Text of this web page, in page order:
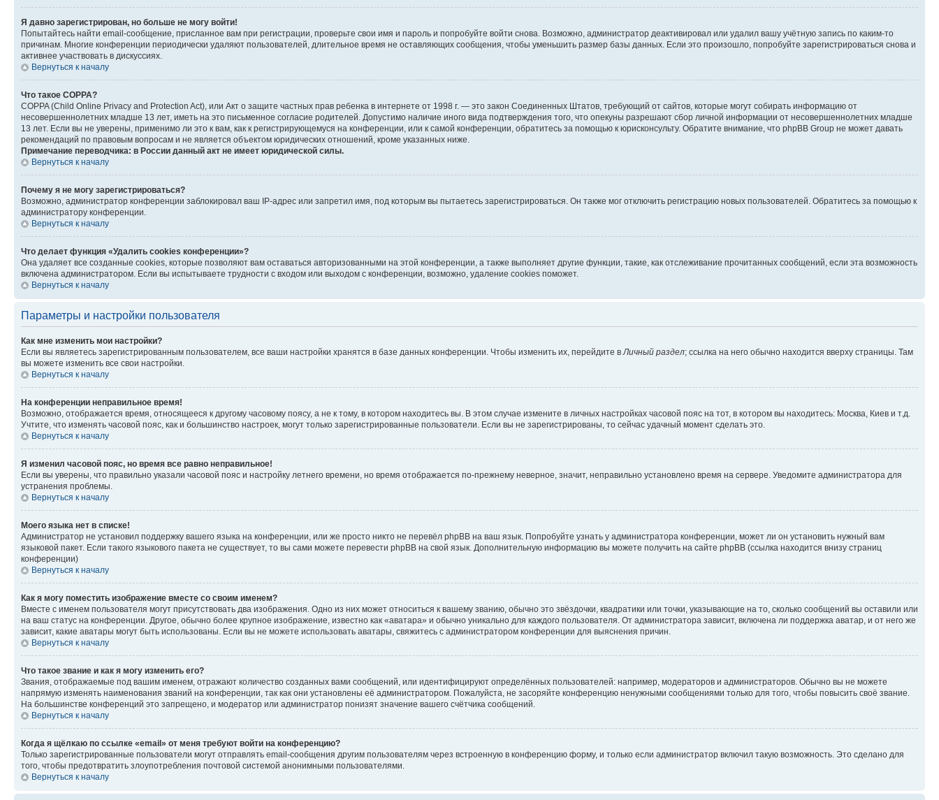
Я давно зарегистрирован, но больше не могу войти!
Попытайтесь найти email-сообщение, присланное вам при регистрации, проверьте свои имя и пароль и попробуйте войти снова. Возможно, администратор деактивировал или удалил вашу учётную запись по каким-то
причинам. Многие конференции периодически удаляют пользователей, длительное время не оставляющих сообщения, чтобы уменьшить размер базы данных. Если это произошло, попробуйте зарегистрироваться снова и
активнее участвовать в дискуссиях.
Вернуться к началу
Что такое COPPA?
COPPA (Child Online Privacy and Protection Act), или Акт о защите частных прав ребенка в интернете от 1998 г. — это закон Соединенных Штатов, требующий от сайтов, которые могут собирать информацию от
несовершеннолетних младше 13 лет, иметь на это письменное согласие родителей. Допустимо наличие иного вида подтверждения того, что опекуны разрешают сбор личной информации от несовершеннолетних младше
13 лет. Если вы не уверены, применимо ли это к вам, как к регистрирующемуся на конференции, или к самой конференции, обратитесь за помощью к юрисконсульту. Обратите внимание, что phpBB Group не может давать
рекомендаций по правовым вопросам и не является объектом юридических отношений, кроме указанных ниже.
Примечание переводчика: в России данный акт не имеет юридической силы.
Вернуться к началу
Почему я не могу зарегистрироваться?
Возможно, администратор конференции заблокировал ваш IP-адрес или запретил имя, под которым вы пытаетесь зарегистрироваться. Он также мог отключить регистрацию новых пользователей. Обратитесь за помощью к
администратору конференции.
Вернуться к началу
Что делает функция «Удалить cookies конференции»?
Она удаляет все созданные cookies, которые позволяют вам оставаться авторизованными на этой конференции, а также выполняет другие функции, такие, как отслеживание прочитанных сообщений, если эта возможность
включена администратором. Если вы испытываете трудности с входом или выходом с конференции, возможно, удаление cookies поможет.
Вернуться к началу
Параметры и настройки пользователя
Как мне изменить мои настройки?
Если вы являетесь зарегистрированным пользователем, все ваши настройки хранятся в базе данных конференции. Чтобы изменить их, перейдите в Личный раздел; ссылка на него обычно находится вверху страницы. Там
вы можете изменить все свои настройки.
Вернуться к началу
На конференции неправильное время!
Возможно, отображается время, относящееся к другому часовому поясу, а не к тому, в котором находитесь вы. В этом случае измените в личных настройках часовой пояс на тот, в котором вы находитесь: Москва, Киев и т.д.
Учтите, что изменять часовой пояс, как и большинство настроек, могут только зарегистрированные пользователи. Если вы не зарегистрированы, то сейчас удачный момент сделать это.
Вернуться к началу
Я изменил часовой пояс, но время все равно неправильное!
Если вы уверены, что правильно указали часовой пояс и настройку летнего времени, но время отображается по-прежнему неверное, значит, неправильно установлено время на сервере. Уведомите администратора для
устранения проблемы.
Вернуться к началу
Моего языка нет в списке!
Администратор не установил поддержку вашего языка на конференции, или же просто никто не перевёл phpBB на ваш язык. Попробуйте узнать у администратора конференции, может ли он установить нужный вам
языковой пакет. Если такого языкового пакета не существует, то вы сами можете перевести phpBB на свой язык. Дополнительную информацию вы можете получить на сайте phpBB (ссылка находится внизу страниц
конференции)
Вернуться к началу
Как я могу поместить изображение вместе со своим именем?
Вместе с именем пользователя могут присутствовать два изображения. Одно из них может относиться к вашему званию, обычно это звёздочки, квадратики или точки, указывающие на то, сколько сообщений вы оставили или
на ваш статус на конференции. Другое, обычно более крупное изображение, известно как «аватара» и обычно уникально для каждого пользователя. От администратора зависит, включена ли поддержка аватар, и от него же
зависит, какие аватары могут быть использованы. Если вы не можете использовать аватары, свяжитесь с администратором конференции для выяснения причин.
Вернуться к началу
Что такое звание и как я могу изменить его?
Звания, отображаемые под вашим именем, отражают количество созданных вами сообщений, или идентифицируют определённых пользователей: например, модераторов и администраторов. Обычно вы не можете
напрямую изменять наименования званий на конференции, так как они установлены её администратором. Пожалуйста, не засоряйте конференцию ненужными сообщениями только для того, чтобы повысить своё звание.
На большинстве конференций это запрещено, и модератор или администратор понизят значение вашего счётчика сообщений.
Вернуться к началу
Когда я щёлкаю по ссылке «email» от меня требуют войти на конференцию?
Только зарегистрированные пользователи могут отправлять email-сообщения другим пользователям через встроенную в конференцию форму, и только если администратор включил такую возможность. Это сделано для
того, чтобы предотвратить злоупотребления почтовой системой анонимными пользователями.
Вернуться к началу